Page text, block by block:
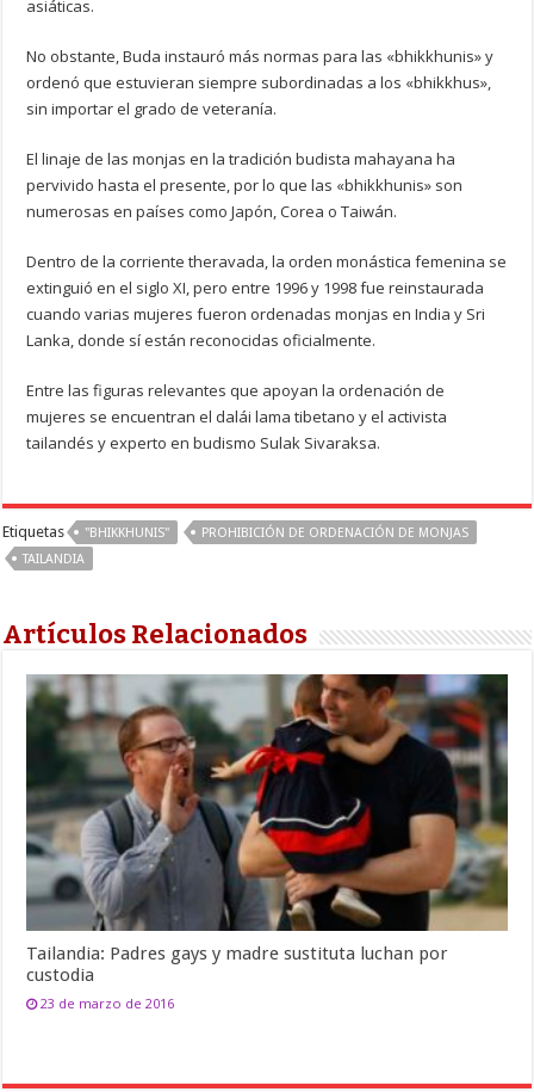
asiáticas.
No obstante, Buda instauró más normas para las «bhikkhunis» y
ordenó que estuvieran siempre subordinadas a los «bhikkhus»,
sin importar el grado de veteranía.
El linaje de las monjas en la tradición budista mahayana ha
pervivido hasta el presente, por lo que las «bhikkhunis» son
numerosas en países como Japón, Corea o Taiwán.
Dentro de la corriente theravada, la orden monástica femenina se
extinguió en el siglo XI, pero entre 1996 y 1998 fue reinstaurada
cuando varias mujeres fueron ordenadas monjas en India y Sri
Lanka, donde sí están reconocidas oficialmente.
Entre las figuras relevantes que apoyan la ordenación de
mujeres se encuentran el dalái lama tibetano y el activista
tailandés y experto en budismo Sulak Sivaraksa.
Etiquetas "BHIKKHUNIS"
PROHIBICIÓN DE ORDENACIÓN DE MONJAS
TAILANDIA
Artículos Relacionados
Tailandia: Padres gays y madre sustituta luchan por
custodia
23 de marzo de 2016